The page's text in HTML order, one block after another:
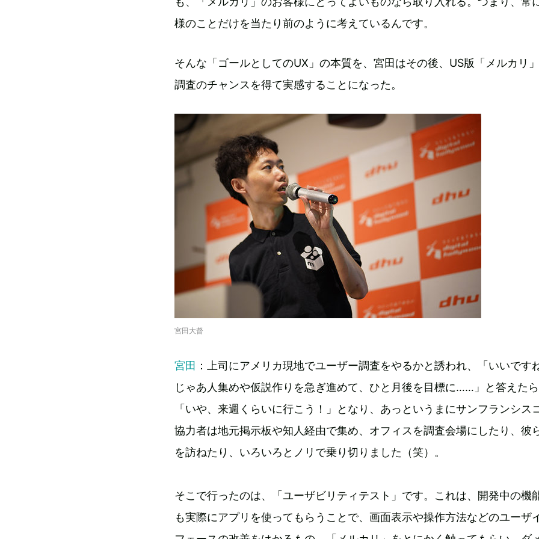
様のことだけを当たり前のように考えているんです。
そんな「ゴールとしてのUX」の本質を、宮田はその後、US版「メルカリ
調査のチャンスを得て実感することになった。
宮田大督
宮田 ：上司にアメリカ現地でユーザー調査をやるかと誘われ、「いいです
じゃあ人集めや仮説作りを急ぎ進めて、ひと月後を目標に……」と答えたら
「いや、来週くらいに行こう！」となり、あっというまにサンフランシス
協力者は地元掲示板や知人経由で集め、オフィスを調査会場にしたり、彼
を訪ねたり、いろいろとノリで乗り切りました（笑）。
そこで行ったのは、「ユーザビリティテスト」です。これは、開発中の機
も実際にアプリを使ってもらうことで、画面表示や操作方法などのユーザ